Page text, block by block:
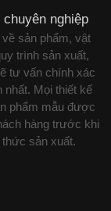
nghiệp
sản phẩm, vật
trình sản xuất,
tư vấn chính xác
nhất. Mọi thiết kế
phẩm mẫu được
hàng trước khi
thức sản xuất.